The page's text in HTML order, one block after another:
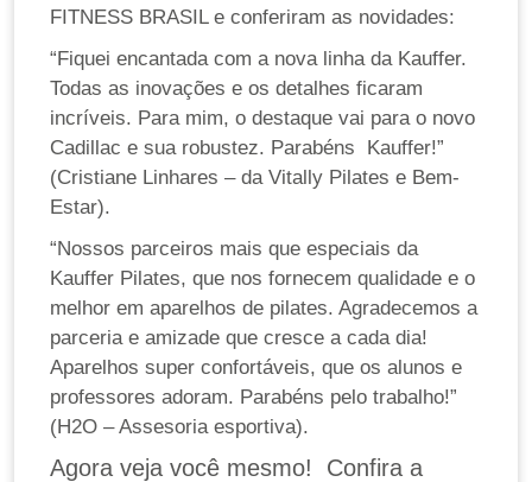
FITNESS BRASIL e conferiram as novidades:
“Fiquei encantada com a nova linha da Kauffer.
Todas as inovações e os detalhes ficaram
incríveis. Para mim, o destaque vai para o novo
Cadillac e sua robustez. Parabéns Kauffer!”
(Cristiane Linhares – da Vitally Pilates e Bem-
Estar).
“Nossos parceiros mais que especiais da
Kauffer Pilates, que nos fornecem qualidade e o
melhor em aparelhos de pilates. Agradecemos a
parceria e amizade que cresce a cada dia!
Aparelhos super confortáveis, que os alunos e
professores adoram. Parabéns pelo trabalho!”
(H2O – Assesoria esportiva).
Agora veja você mesmo! Confira a